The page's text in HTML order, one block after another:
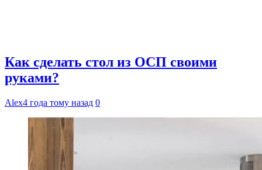
Как сделать стол из ОСП своими
руками?
Alex4 года тому назад 0